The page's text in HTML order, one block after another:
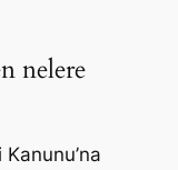
nelere